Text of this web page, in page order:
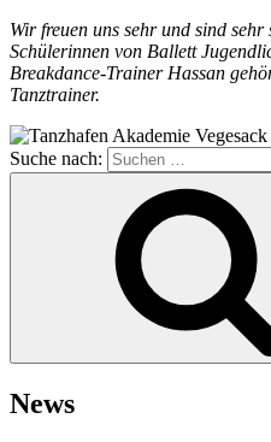
Wir freuen uns sehr und sind
Schülerinnen von Ballett
Breakdance-Trainer Hassan
Tanztrainer.
Suche nach:
News